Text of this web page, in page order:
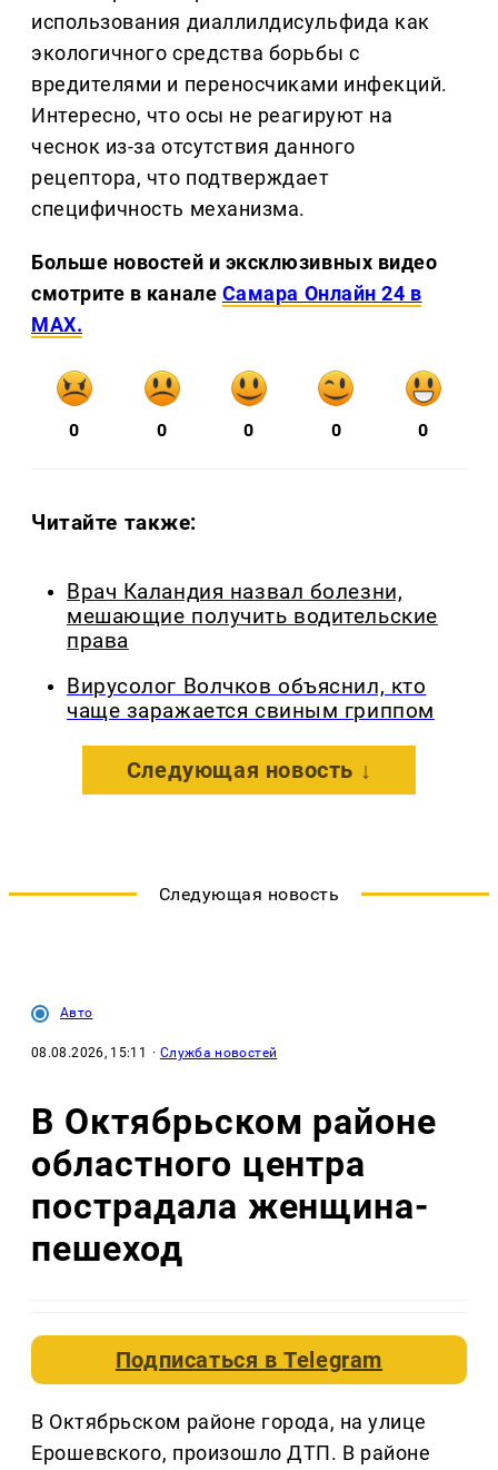
использования диаллилдисульфида как
экологичного средства борьбы с
вредителями и переносчиками инфекций.
Интересно, что осы не реагируют на
чеснок из-за отсутствия данного
рецептора, что подтверждает
специфичность механизма.
Больше новостей и эксклюзивных видео
смотрите в канале Самара Онлайн 24 в
MAX.
0 0 0 0 0
Читайте также:
Врач Каландия назвал болезни,
мешающие получить водительские
права
Вирусолог Волчков объяснил, кто
чаще заражается свиным гриппом
Следующая новость ↓
Следующая новость
Авто
08.08.2026, 15:11 · Служба новостей
В Октябрьском районе
областного центра
пострадала женщина-
пешеход
Подписаться вTelegram
В Октябрьском районе города, на улице
Ерошевского, произошло ДТП. В районе